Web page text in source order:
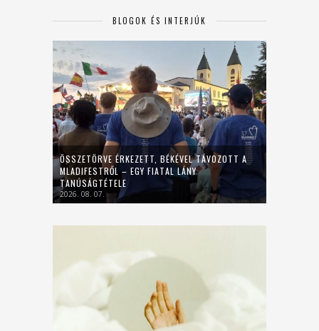
BLOGOK ÉS INTERJÚK
ÖSSZETÖRVE ÉRKEZETT, BÉKÉVEL TÁVOZOTT A
MLADIFESTRŐL – EGY FIATAL LÁNY
TANÚSÁGTÉTELE
2026. 08. 07.